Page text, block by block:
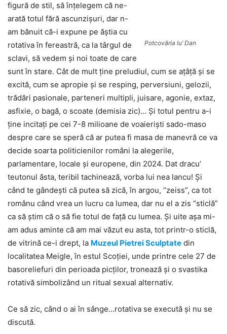
Potcovăria lu’ Dan
figură de stil, să înţelegem că ne-
arată totul fără ascunzişuri, dar n-
am bănuit că-i expune pe ăştia cu
rotativa în fereastră, ca la târgul de
sclavi, să vedem şi noi toate de care
sunt în stare. Cât de mult ţine preludiul, cum se aţâţă şi se
excită, cum se apropie şi se resping, perversiuni, gelozii,
trădări pasionale, parteneri multipli, juisare, agonie, extaz,
asfixie, o bagă, o scoate (demisia zic)… Şi totul pentru a-i
ţine incitaţi pe cei 7-8 milioane de voaierişti sado-maso
despre care se speră că ar putea fi masa de manevră ce va
decide soarta politicienilor români la alegerile,
parlamentare, locale şi europene, din 2024. Dat dracu’
teutonul ăsta, teribil tachinează, vorba lui nea Iancu! Şi
când te gândeşti că putea să zică, în argou, “zeiss”, ca tot
românu când vrea un lucru ca lumea, dar nu el a zis “sticlă”
ca să ştim că o să fie totul de faţă cu lumea. Şi uite aşa mi-
am adus aminte că am mai văzut eu asta, tot printr-o sticlă,
de vitrină ce-i drept, la Muzeul Pietrei Sculptate din
localitatea Meigle, în estul Scoţiei, unde printre cele 27 de
basoreliefuri din perioada picţilor, tronează şi o svastika
rotativă simbolizând un ritual sexual alternativ.
Ce să zic, când o ai în sânge…rotativa se execută şi nu se
discută.